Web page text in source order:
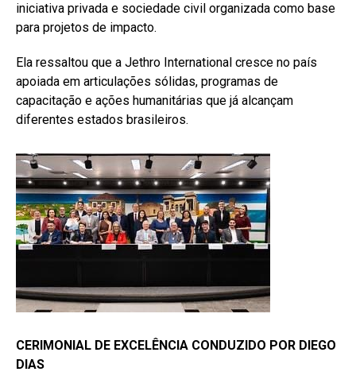
iniciativa privada e sociedade civil organizada como base
para projetos de impacto.
Ela ressaltou que a Jethro International cresce no país
apoiada em articulações sólidas, programas de
capacitação e ações humanitárias que já alcançam
diferentes estados brasileiros.
CERIMONIAL DE EXCELÊNCIA CONDUZIDO POR DIEGO
DIAS